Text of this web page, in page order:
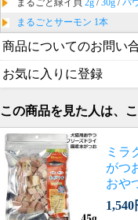
まるごと緑イ貝 2g / 30g / パ
まるごとサーモン 1本
商品についてのお問い
お気に入りに登録
この商品を見た人は、
ミラ
がつ
おや
1,540